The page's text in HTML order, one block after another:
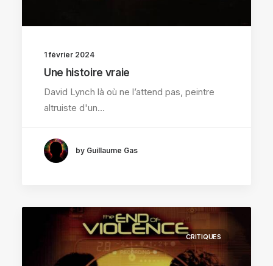
1 février 2024
Une histoire vraie
David Lynch là où ne l’attend pas, peintre
altruiste d'un…
by Guillaume Gas
CRITIQUES